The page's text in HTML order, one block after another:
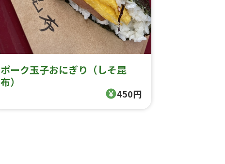
ポーク玉子おにぎり（しそ昆
布）
450円